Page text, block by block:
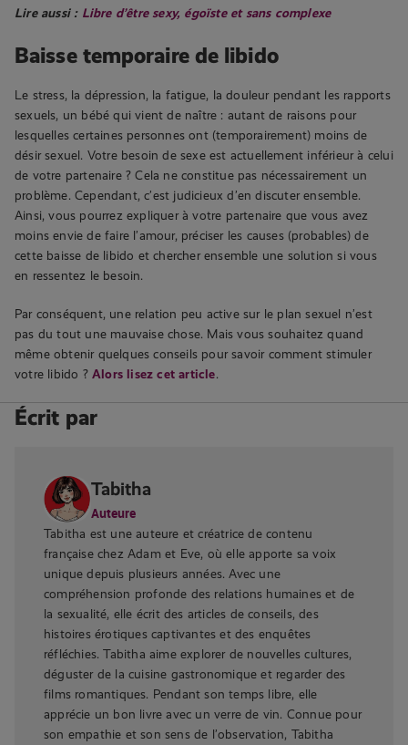
Lire aussi : Libre d’être sexy, égoïste et sans complexe
Baisse temporaire de libido
Le stress, la dépression, la fatigue, la douleur pendant les rapports
sexuels, un bébé qui vient de naître : autant de raisons pour
lesquelles certaines personnes ont (temporairement) moins de
désir sexuel. Votre besoin de sexe est actuellement inférieur à celui
de votre partenaire ? Cela ne constitue pas nécessairement un
problème. Cependant, c’est judicieux d’en discuter ensemble.
Ainsi, vous pourrez expliquer à votre partenaire que vous avez
moins envie de faire l’amour, préciser les causes (probables) de
cette baisse de libido et chercher ensemble une solution si vous
en ressentez le besoin.
Par conséquent, une relation peu active sur le plan sexuel n’est
pas du tout une mauvaise chose. Mais vous souhaitez quand
même obtenir quelques conseils pour savoir comment stimuler
votre libido ? Alors lisez cet article.
Écrit par
Tabitha
Auteure
Tabitha est une auteure et créatrice de contenu
française chez Adam et Eve, où elle apporte sa voix
unique depuis plusieurs années. Avec une
compréhension profonde des relations humaines et de
la sexualité, elle écrit des articles de conseils, des
histoires érotiques captivantes et des enquêtes
réfléchies. Tabitha aime explorer de nouvelles cultures,
déguster de la cuisine gastronomique et regarder des
films romantiques. Pendant son temps libre, elle
apprécie un bon livre avec un verre de vin. Connue pour
son empathie et son sens de l’observation, Tabitha